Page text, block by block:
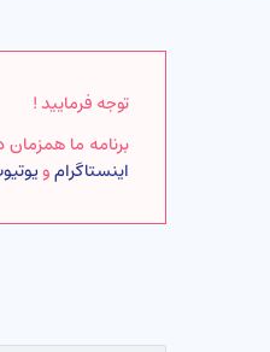
توجه فرمایید !
برنامه ما
اینستاگرامو